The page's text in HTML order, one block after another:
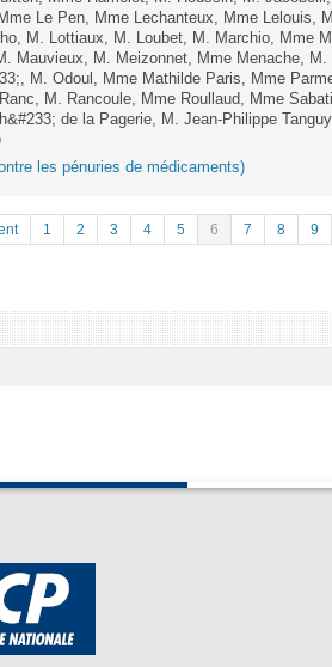
Le Pen, Mme Lechanteux, Mme Lelouis,
M. Lottiaux, M. Loubet, M. Marchio, Mme
Mauvieux, M. Meizonnet, Mme Menache,
M. Odoul, Mme Mathilde Paris, Mme
M. Rancoule, Mme Roullaud, Mme
de la Pagerie, M. Jean-Philippe
les pénuries de médicaments)
1 2 3 4 5 6 7 8 9